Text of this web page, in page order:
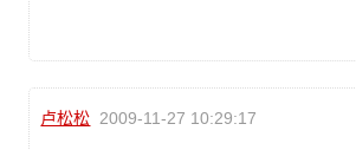
卢松松 2009-11-27 10:29:17